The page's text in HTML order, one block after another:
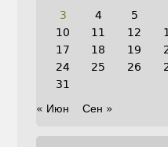
3
4 5
10
11 12
17
18 19
24
25 26
31
« Июн
Сен »